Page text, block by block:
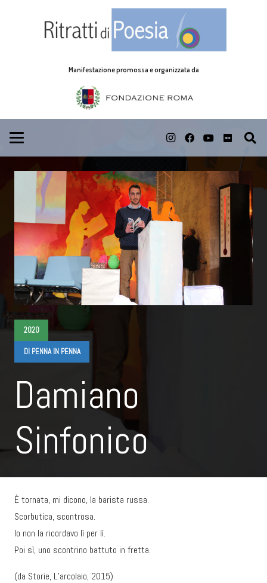
Manifestazione promossa e organizzata da
2020
DI PENNA IN PENNA
Damiano
Sinfonico
È tornata, mi dicono, la barista russa.
Scorbutica, scontrosa.
Io non la ricordavo lì per lì.
Poi sì, uno scontrino battuto in fretta.
(da Storie, L’arcolaio, 2015)